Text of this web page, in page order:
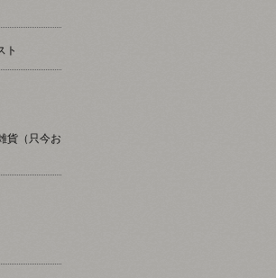
ト
貨（只今お